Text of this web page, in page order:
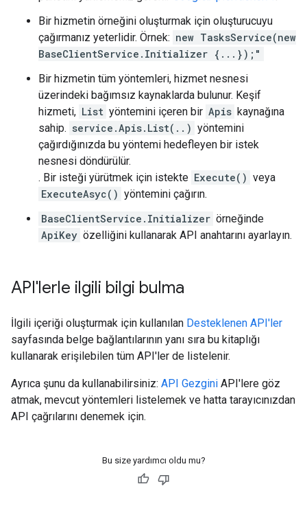
Bir hizmetin örneğini oluşturmak için oluşturucuyu
çağırmanız yeterlidir. Örnek: new TasksService(new
BaseClientService.Initializer {...});"
Bir hizmetin tüm yöntemleri, hizmet nesnesi
üzerindeki bağımsız kaynaklarda bulunur. Keşif
hizmeti, List yöntemini içeren bir Apis kaynağına
sahip. service.Apis.List(..) yöntemini
çağırdığınızda bu yöntemi hedefleyen bir istek
nesnesi döndürülür.
. Bir isteği yürütmek için istekte Execute() veya
ExecuteAsyc() yöntemini çağırın.
BaseClientService.Initializer örneğinde
ApiKey özelliğini kullanarak API anahtarını ayarlayın.
API'lerle ilgili bilgi bulma
İlgili içeriği oluşturmak için kullanılan Desteklenen API'ler
sayfasında belge bağlantılarının yanı sıra bu kitaplığı
kullanarak erişilebilen tüm API'ler de listelenir.
Ayrıca şunu da kullanabilirsiniz: API Gezgini API'lere göz
atmak, mevcut yöntemleri listelemek ve hatta tarayıcınızdan
API çağrılarını denemek için.
Bu size yardımcı oldu mu?